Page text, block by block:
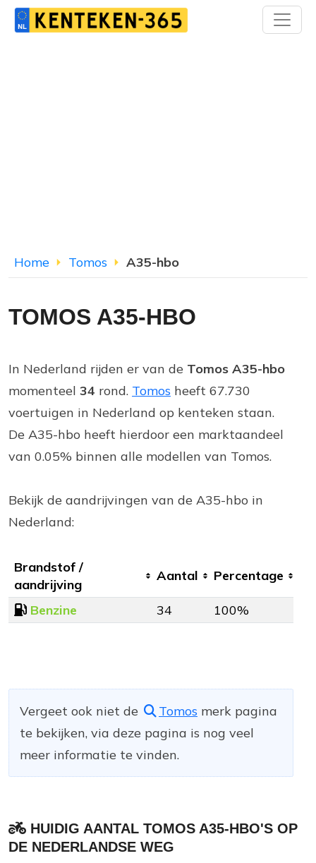
Home Tomos A35-hbo
TOMOS A35-HBO
In Nederland rijden er van de Tomos A35-hbo
momenteel 34 rond. Tomos heeft 67.730
voertuigen in Nederland op kenteken staan.
De A35-hbo heeft hierdoor een marktaandeel
van 0.05% binnen alle modellen van Tomos.
Bekijk de aandrijvingen van de A35-hbo in
Nederland:
Brandstof /
aandrijving
Aantal Percentage
Benzine 34 100%
Vergeet ook niet de Tomos merk pagina
te bekijken, via deze pagina is nog veel
meer informatie te vinden.
HUIDIG AANTAL TOMOS A35-HBO'S OP
DE NEDERLANDSE WEG